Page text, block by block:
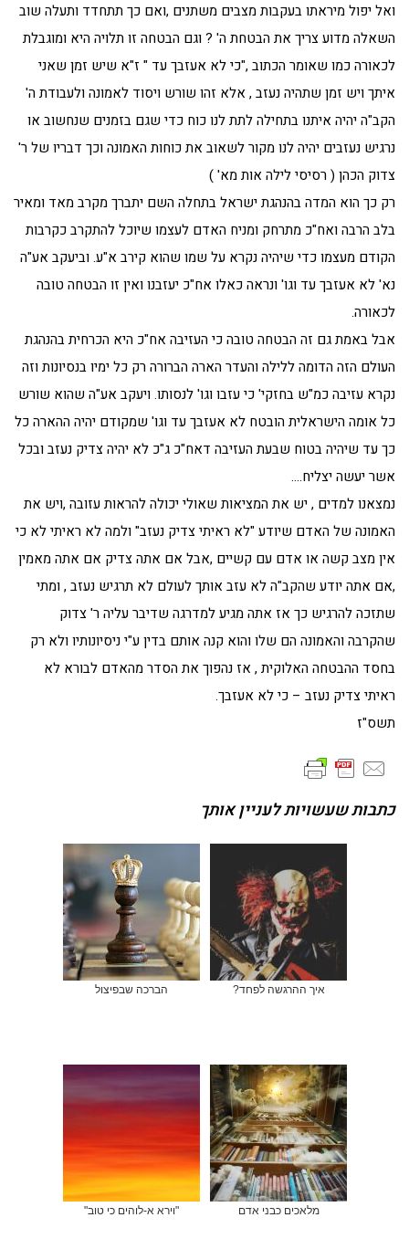
ואל יפול מיראתו בעקבות מצבים משתנים ,ואם כך תתחדד ותעלה שוב
השאלה מדוע צריך את הבטחת ה' ? וגם הבטחה זו תלויה היא ומוגבלת
לכאורה כמו שאומר הכתוב ,"כי לא אעזבך עד " ז"א שיש זמן שאני
איתך ויש זמן שתהיה נעזב , אלא זהו שורש ויסוד לאמונה ולעבודת ה'
הקב"ה יהיה איתנו בתחילה לתת לנו כוח כדי שגם בזמנים שנחשוב או
נרגיש נעזבים יהיה לנו מקור לשאוב את כוחות האמונה וכך דבריו של ר'
צדוק הכהן ( רסיסי לילה אות מא' )
רק כך הוא המדה בהנהגת ישראל בתחלה השם יתברך מקרב מאד ומאיר
בלב הרבה ואח"כ מתרחק ומניח האדם לעצמו שיוכל להתקרב כקרבות
הקודם מעצמו כדי שיהיה נקרא על שמו שהוא קירב א"ע. וביעקב אע"ה
נא' לא אעזבך עד וגו' ונראה כאלו אח"כ יעזבנו ואין זו הבטחה טובה
לכאורה.
אבל באמת גם זה הבטחה טובה כי העזיבה אח"כ היא הכרחית בהנהגת
העולם הזה הדומה ללילה והעדר הארה הברורה רק כל ימיו בנסיונות וזה
נקרא עזיבה כמ"ש בחזקי' כי עזבו וגו' לנסותו. ויעקב אע"ה שהוא שורש
כל אומה הישראלית הובטח לא אעזבך עד וגו' שמקודם יהיה ההארה כל
כך עד שיהיה בטוח שבעת העזיבה דאח"כ ג"כ לא יהיה צדיק נעזב ובכל
אשר יעשה יצליח….
נמצאנו למדים , יש את המציאות שאולי יכולה להראות עזובה ,ויש את
האמונה של האדם שיודע "לא ראיתי צדיק נעזב" ולמה לא ראיתי לא כי
אין מצב קשה או אדם עם קשיים ,אבל אם אתה צדיק אם אתה מאמין
,אם אתה יודע שהקב"ה לא עזב אותך לעולם לא תרגיש נעזב , ומתי
שתזכה להרגיש כך אז אתה מגיע למדרגה שדיבר עליה ר' צדוק
שהקרבה והאמונה הם שלו והוא קנה אותם בדין ע"י ניסיונותיו ולא רק
בחסד ההבטחה האלוקית , אז נהפוך את הסדר מהאדם לבורא לא
ראיתי צדיק נעזב – כי לא אעזבך.
תשס"ז
כתבות שעשויות לעניין אותך
איך ההרגשה לפחד? הברכה שבפיצול
מלאכים כבני אדם "וירא א-לוהים כי טוב"